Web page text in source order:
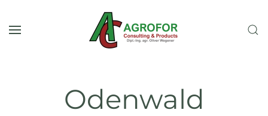
Zum Hauptinhalt springen
Odenwald